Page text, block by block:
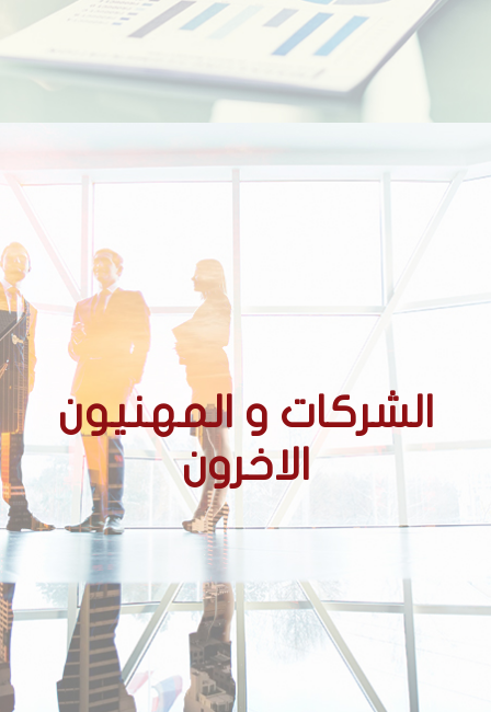
الشركات و المهنيون
الاخرون
الشركات الحائزة على عقود